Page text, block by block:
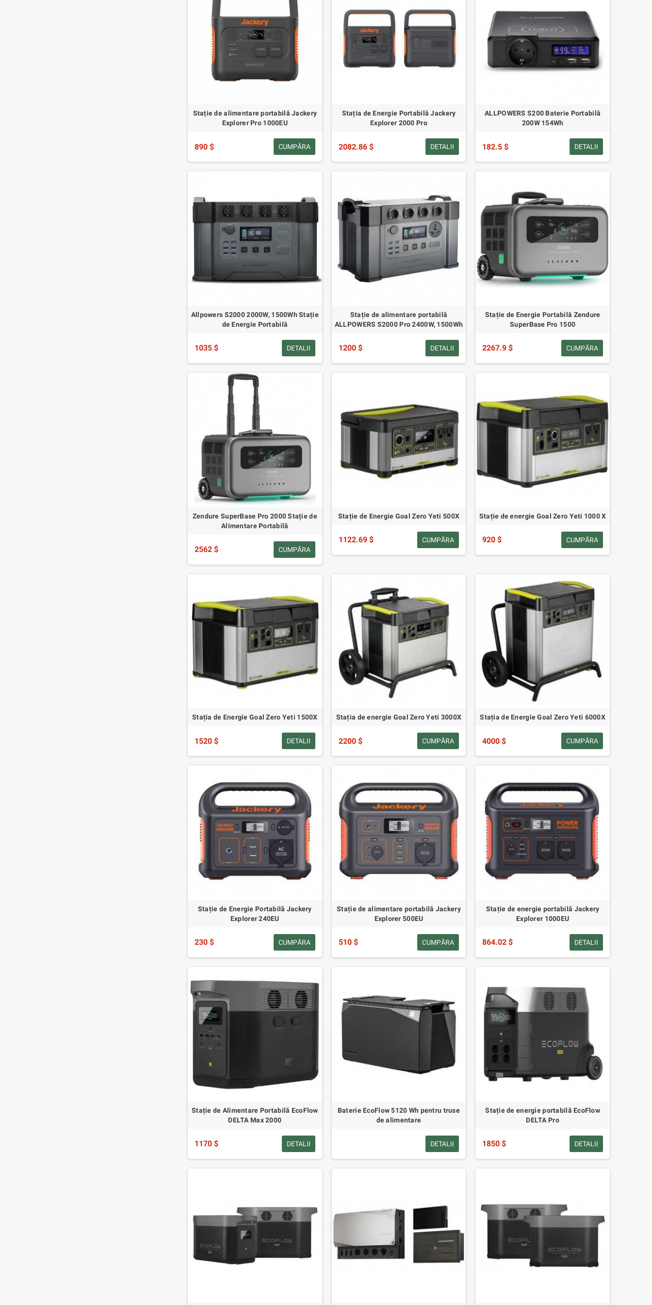
Stație de alimentare portabilă Jackery
Explorer Pro 1000EU
890 $ CUMPĂRA
Stația de Energie Portabilă Jackery
Explorer 2000 Pro
2082.86 $ DETALII
ALLPOWERS S200 Baterie Portabilă
200W 154Wh
182.5 $ DETALII
Allpowers S2000 2000W, 1500Wh Stație
de Energie Portabilă
1035 $ DETALII
Stație de alimentare portabilă
ALLPOWERS S2000 Pro 2400W, 1500Wh
1200 $ DETALII
Stație de Energie Portabilă Zendure
SuperBase Pro 1500
2267.9 $ CUMPĂRA
Zendure SuperBase Pro 2000 Stație de
Alimentare Portabilă
2562 $ CUMPĂRA
Stație de Energie Goal Zero Yeti 500X
1122.69 $ CUMPĂRA
Stație de energie Goal Zero Yeti 1000 X
920 $ CUMPĂRA
Stația de Energie Goal Zero Yeti 1500X
1520 $ DETALII
Stația de energie Goal Zero Yeti 3000X
2200 $ CUMPĂRA
Stația de Energie Goal Zero Yeti 6000X
4000 $ CUMPĂRA
Stație de Energie Portabilă Jackery
Explorer 240EU
230 $ CUMPĂRA
Stație de alimentare portabilă Jackery
Explorer 500EU
510 $ CUMPĂRA
Stație de energie portabilă Jackery
Explorer 1000EU
864.02 $ DETALII
Stație de Alimentare Portabilă EcoFlow
DELTA Max 2000
1170 $ DETALII
Baterie EcoFlow 5120 Wh pentru truse
de alimentare
DETALII
Stație de energie portabilă EcoFlow
DELTA Pro
1850 $ DETALII